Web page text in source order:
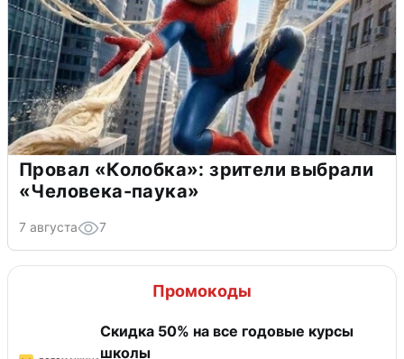
Провал «Колобка»: зрители выбрали
«Человека-паука»
7 августа 7
Промокоды
Скидка 50% на все годовые курсы
школы